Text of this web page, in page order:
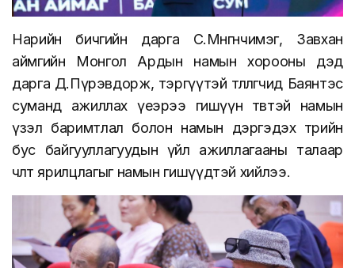
Нарийн бичгийн дарга С.Мөнгөнчимэг, Завхан
аймгийн Монгол Ардын намын хорооны дэд
дарга Д.Пүрэвдорж, тэргүүтэй төлөөлөгчид Баянтэс
суманд ажиллах үеэрээ гишүүн төвтэй намын
үзэл баримтлал болон намын дэргэдэх төрийн
бус байгууллагуудын үйл ажиллагааны талаар
чөлөөт ярилцлагыг намын гишүүдтэй хийлээ.